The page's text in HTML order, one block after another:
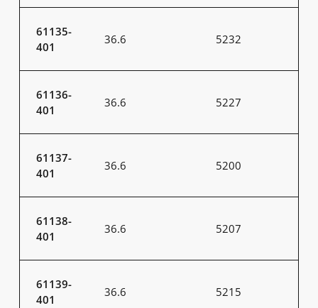
61135-
401
36.6 5232
61136-
401
36.6 5227
61137-
401
36.6 5200
61138-
401
36.6 5207
61139-
401
36.6 5215